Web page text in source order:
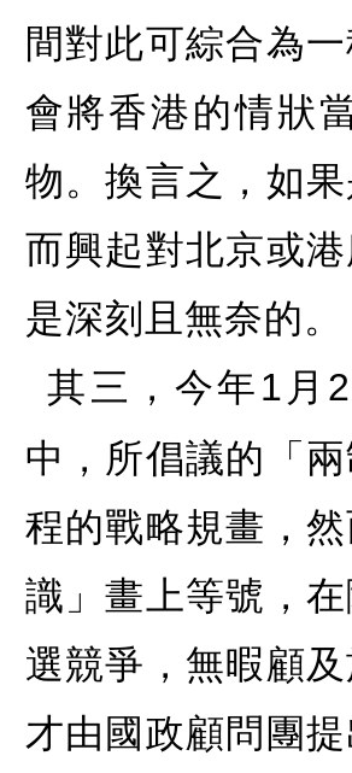
間對此可綜合為
會將香港的情狀
物。換言之，如
而興起對北京或
是深刻且無奈的。
其三，今年1 月 2
中，所倡議的「
程的戰略規畫，
識」畫上等號，
選競爭，無暇顧
才由國政顧問團